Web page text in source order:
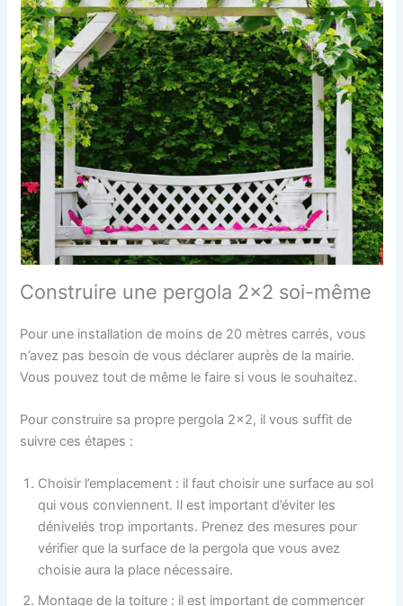
Construire une pergola 2×2 soi-même
Pour une installation de moins de 20 mètres carrés, vous
n’avez pas besoin de vous déclarer auprès de la mairie.
Vous pouvez tout de même le faire si vous le souhaitez.
Pour construire sa propre pergola 2×2, il vous suffit de
suivre ces étapes :
Choisir l’emplacement : il faut choisir une surface au sol
qui vous conviennent. Il est important d’éviter les
dénivelés trop importants. Prenez des mesures pour
vérifier que la surface de la pergola que vous avez
choisie aura la place nécessaire.
Montage de la toiture : il est important de commencer